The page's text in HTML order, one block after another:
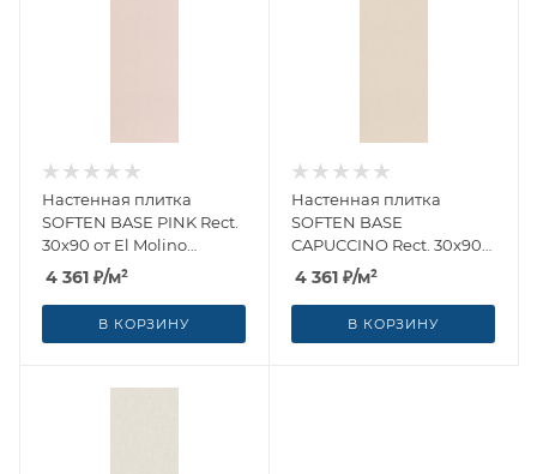
Настенная плитка
SOFTEN BASE PINK Rect.
30x90 от El Molino
(Испания)
4 361 ₽/м²
В КОРЗИНУ
Настенная плитка
SOFTEN BASE
CAPUCCINO Rect. 30x90
от El Molino (Испания)
4 361 ₽/м²
В КОРЗИНУ